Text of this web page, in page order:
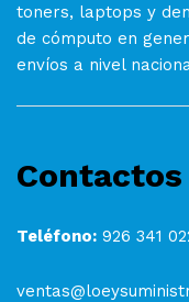
toners, laptops y
de cómputo en
envíos a nivel
Contactos
Teléfono: 926 341